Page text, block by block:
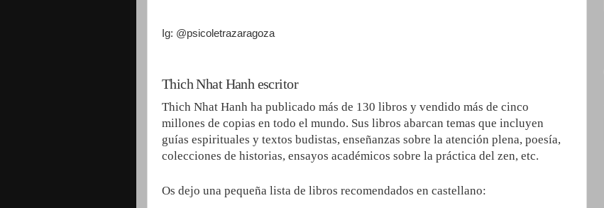
Ig: @psicoletrazaragoza
Thich Nhat Hanh escritor
Thich Nhat Hanh ha publicado más de 130 libros y vendido más de cinco
millones de copias en todo el mundo. Sus libros abarcan temas que incluyen
guías espirituales y textos budistas, enseñanzas sobre la atención plena, poesía,
colecciones de historias, ensayos académicos sobre la práctica del zen, etc.
Os dejo una pequeña lista de libros recomendados en castellano: